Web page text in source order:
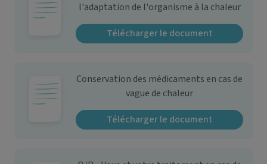
l'adaptation de l'organisme à la chaleur
Télécharger le document
Conservation des médicaments en cas de
vague de chaleur
Télécharger le document